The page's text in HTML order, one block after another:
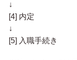
↓
[4] 内定
↓
[5] 入職手続き